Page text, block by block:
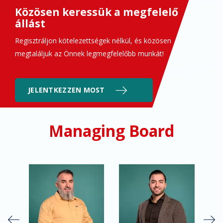
Közösen keressük a megfelelő
állást
Regisztráljon kötelezettségek nélkül, és közösen
megtaláljuk az Önnek legmegfelelőbb munkát!
JELENTKEZZEN MOST
Managing Board